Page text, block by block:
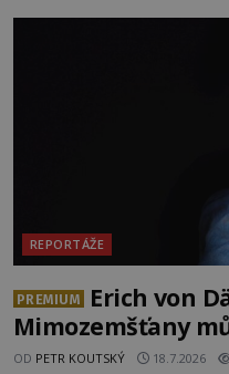
badatelé zde
prastaré pohanské
REPORTÁŽE
PREMIUM
Erich von
Mimozemšťany
OD PETR KOUTSKÝ 18.7.2026